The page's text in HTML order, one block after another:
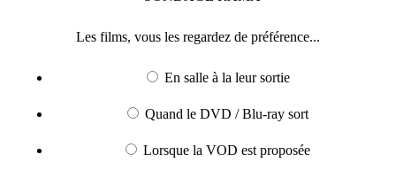
Les films, vous les regardez de préférence...
En salle à la leur sortie
Quand le DVD / Blu-ray sort
Lorsque la VOD est proposée